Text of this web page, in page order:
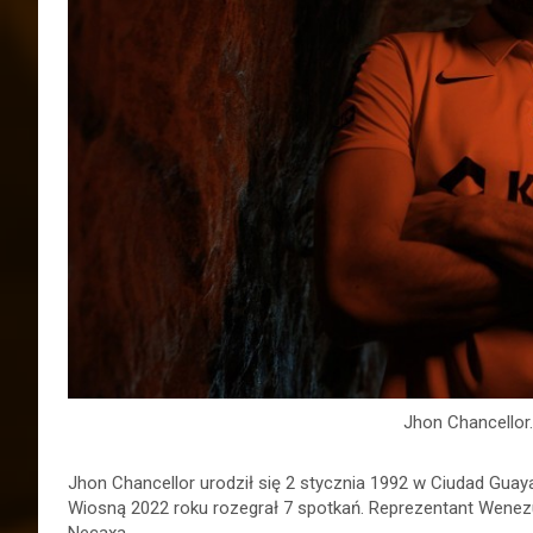
Jhon
Jhon Chancellor urodził się 2 stycznia 1992 w Ciudad
Wiosną 2022 roku rozegrał 7 spotkań. Reprezentant